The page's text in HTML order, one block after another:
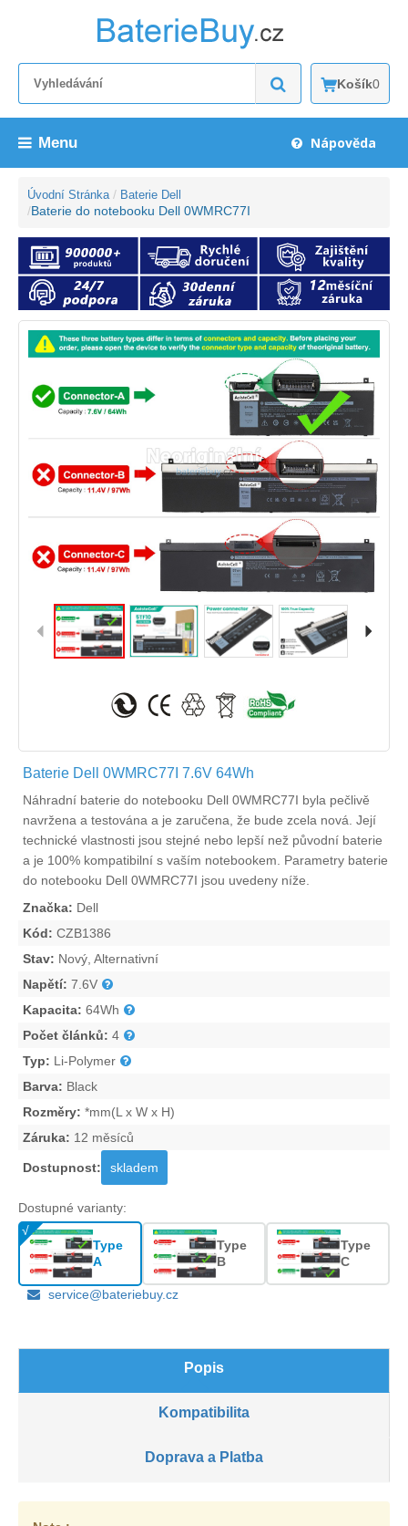
Košík0
Menu Nápověda
Úvodní Stránka Baterie Dell
Baterie do notebooku Dell 0WMRC77I
Baterie Dell 0WMRC77I 7.6V 64Wh
Náhradní baterie do notebooku Dell 0WMRC77I byla pečlivě
navržena a testována a je zaručena, že bude zcela nová. Její
technické vlastnosti jsou stejné nebo lepší než původní baterie
a je 100% kompatibilní s vaším notebookem. Parametry baterie
do notebooku Dell 0WMRC77I jsou uvedeny níže.
Značka: Dell
Kód: CZB1386
Stav: Nový, Alternativní
Napětí: 7.6V
Kapacita: 64Wh
Počet článků: 4
Typ: Li-Polymer
Barva: Black
Rozměry: *mm(L x W x H)
Záruka: 12 měsíců
Dostupnost: skladem
Dostupné varianty:
Type
A
Type
B
Type
C
service@bateriebuy.cz
Popis
Kompatibilita
Doprava a Platba